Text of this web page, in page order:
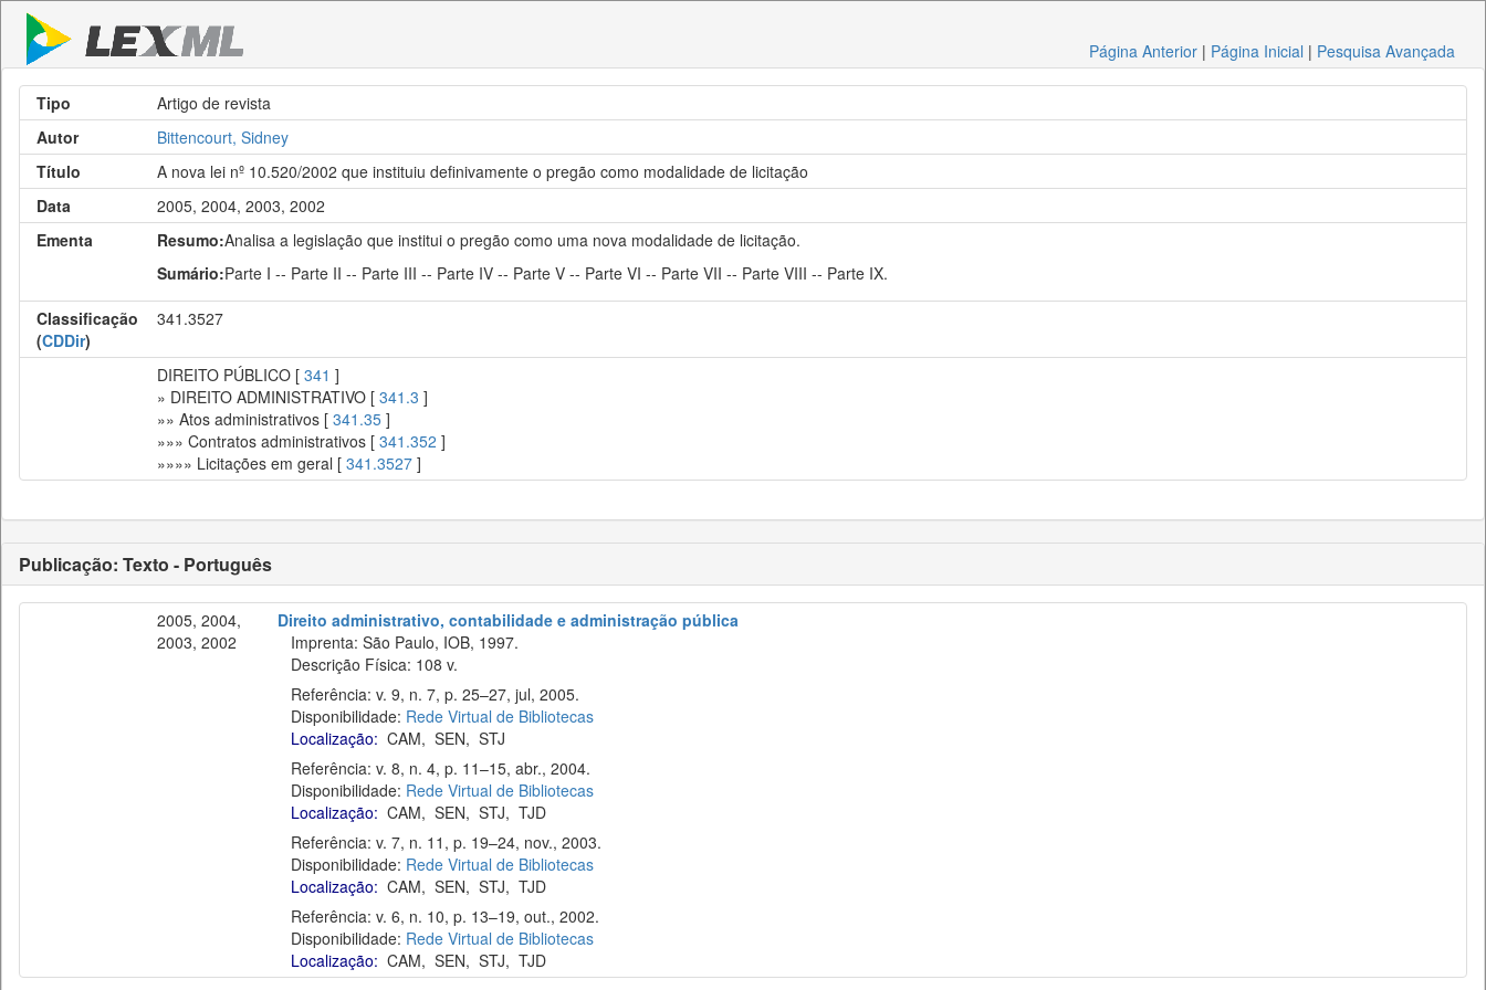
Página Anterior | Página Inicial | Pesquisa Avançada
Tipo
Artigo de revista
Autor
Bittencourt, Sidney
Título
A nova lei nº 10.520/2002 que instituiu definivamente o pregão como modalidade de licitação
Data
2005, 2004, 2003, 2002
Ementa
Resumo:Analisa a legislação que institui o pregão como uma nova modalidade de licitação.
Sumário:Parte I -- Parte II -- Parte III -- Parte IV -- Parte V -- Parte VI -- Parte VII -- Parte VIII -- Parte IX.
Classificação
(CDDir)
341.3527
DIREITO PÚBLICO [ 341 ]
» DIREITO ADMINISTRATIVO [ 341.3 ]
»» Atos administrativos [ 341.35 ]
»»» Contratos administrativos [ 341.352 ]
»»»» Licitações em geral [ 341.3527 ]
Publicação: Texto - Português
2005, 2004,
2003, 2002
Direito administrativo, contabilidade e administração pública
Imprenta: São Paulo, IOB, 1997.
Descrição Física: 108 v.
Referência: v. 9, n. 7, p. 25–27, jul, 2005.
Disponibilidade: Rede Virtual de Bibliotecas
Localização: CAM, SEN, STJ
Referência: v. 8, n. 4, p. 11–15, abr., 2004.
Disponibilidade: Rede Virtual de Bibliotecas
Localização: CAM, SEN, STJ, TJD
Referência: v. 7, n. 11, p. 19–24, nov., 2003.
Disponibilidade: Rede Virtual de Bibliotecas
Localização: CAM, SEN, STJ, TJD
Referência: v. 6, n. 10, p. 13–19, out., 2002.
Disponibilidade: Rede Virtual de Bibliotecas
Localização: CAM, SEN, STJ, TJD